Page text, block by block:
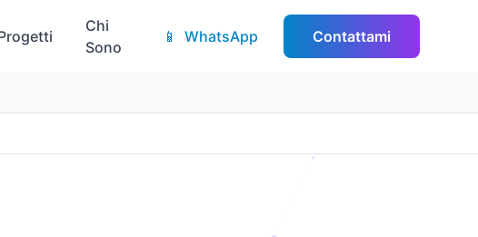
Chi
Sono
📱 WhatsApp Contattami